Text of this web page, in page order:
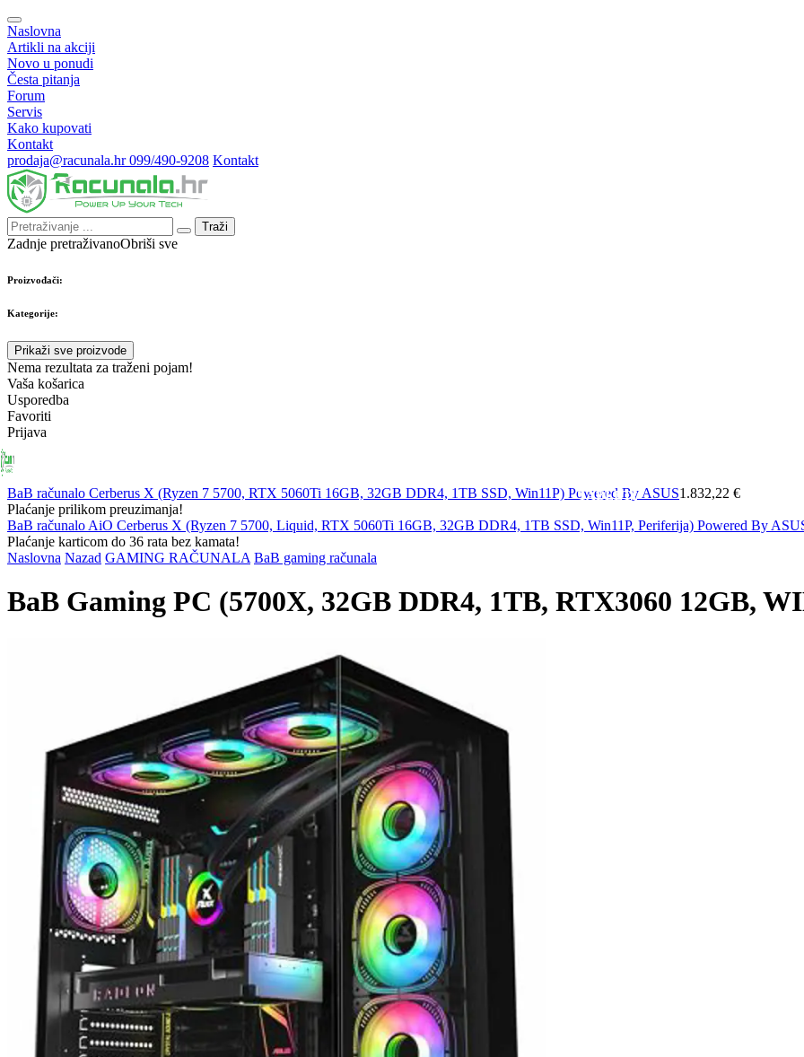
Naslovna
Artikli na akciji
Novo u ponudi
Česta pitanja
Forum
Servis
Kako kupovati
Kontakt
prodaja@racunala.hr099/490-9208 Kontakt
Traži
Zadnje pretraživanoObriši sve
Proizvođači:
Kategorije:
Prikaži sve proizvode
Nema rezultata za traženi pojam!
Vaša košarica
Usporedba
Favoriti
Prijava
TABLETI
BaB računalo Cerberus X (Ryzen 7 5700, RTX 5060Ti 16GB, 32GB DDR4, 1TB SSD, Win11P) Powered By ASUS1.832,22 €
Plaćanje prilikom preuzimanja!
BaB računalo AiO Cerberus X (Ryzen 7 5700, Liquid, RTX 5060Ti 16GB, 32GB DDR4, 1TB SSD, Win11P, Periferija) Powered By
Plaćanje karticom do 36 rata bez kamata!
Naslovna Nazad GAMING RAČUNALA BaB gaming računala
BaB Gaming PC (5700X, 32GB DDR4, 1TB, RTX3060 12GB,